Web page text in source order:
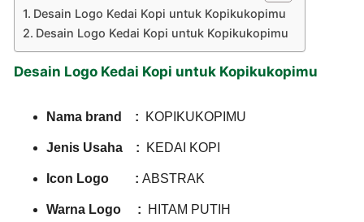
Desain Logo Kedai Kopi untuk Kopikukopimu
Desain Logo Kedai Kopi untuk Kopikukopimu
Desain Logo Kedai Kopi untuk Kopikukopimu
Nama brand : KOPIKUKOPIMU
Jenis Usaha : KEDAI KOPI
Icon Logo : ABSTRAK
Warna Logo : HITAM PUTIH